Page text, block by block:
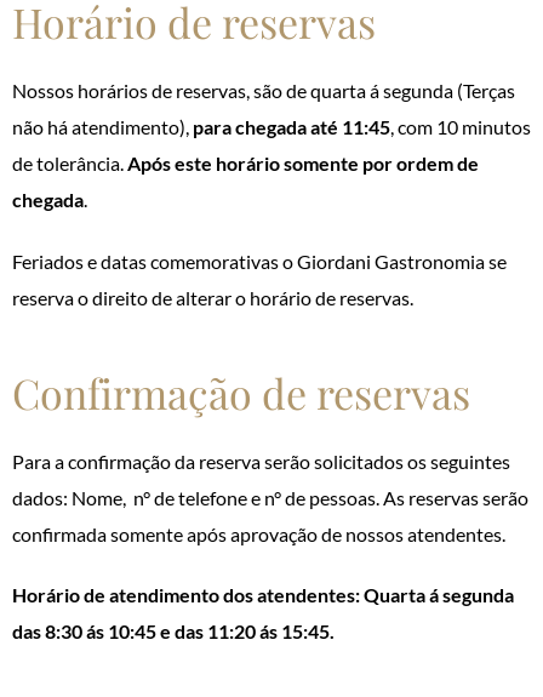
Horário de reservas
Nossos horários de reservas, são de quarta á segunda (Terças
não há atendimento), para chegada até 11:45, com 10 minutos
de tolerância.Após este horário somente por ordem de
chegada.
Feriados e datas comemorativas o Giordani Gastronomia se
reserva o direito de alterar o horário de reservas.
Confirmação de reservas
Para a confirmação da reserva serão solicitados os seguintes
dados: Nome, n° de telefone e n° de pessoas. As reservas serão
confirmada somente após aprovação de nossos atendentes.
Horário de atendimento dos atendentes: Quarta á segunda
das 8:30 ás 10:45 e das 11:20 ás 15:45.